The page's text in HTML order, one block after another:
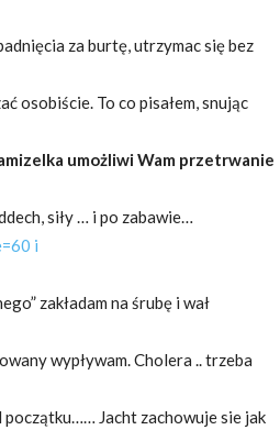
za burtę, utrzymac się bez
osobiście. To co pisałem, snując
umożliwi Wam przetrwanie
siły … i po zabawie…
i
zakładam na śrubę i wał
wypływam. Cholera .. trzeba
początku…… Jacht zachowuje sie jak